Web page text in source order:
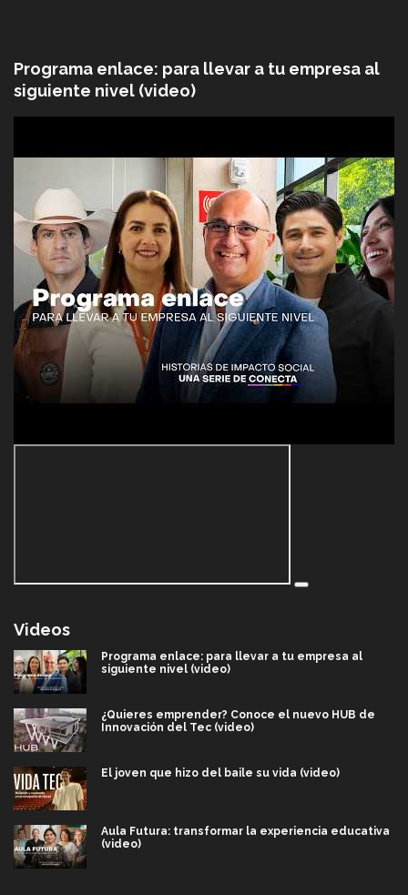
Programa enlace: para llevar a tu empresa al
siguiente nivel (video)
Videos
Programa enlace: para llevar a tu empresa al
siguiente nivel (video)
¿Quieres emprender? Conoce el nuevo HUB de
Innovación del Tec (video)
El joven que hizo del baile su vida (video)
Aula Futura: transformar la experiencia educativa
(video)